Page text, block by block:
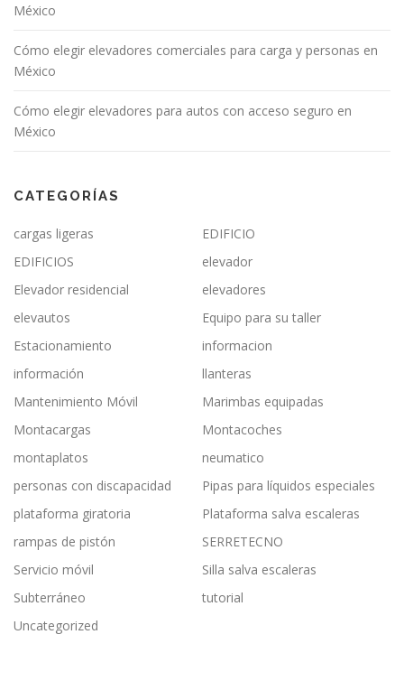
México
Cómo elegir elevadores comerciales para carga y personas en
México
Cómo elegir elevadores para autos con acceso seguro en
México
CATEGORÍAS
cargas ligeras
EDIFICIO
EDIFICIOS
elevador
Elevador residencial
elevadores
elevautos
Equipo para su taller
Estacionamiento
informacion
información
llanteras
Mantenimiento Móvil
Marimbas equipadas
Montacargas
Montacoches
montaplatos
neumatico
personas con discapacidad
Pipas para líquidos especiales
plataforma giratoria
Plataforma salva escaleras
rampas de pistón
SERRETECNO
Servicio móvil
Silla salva escaleras
Subterráneo
tutorial
Uncategorized